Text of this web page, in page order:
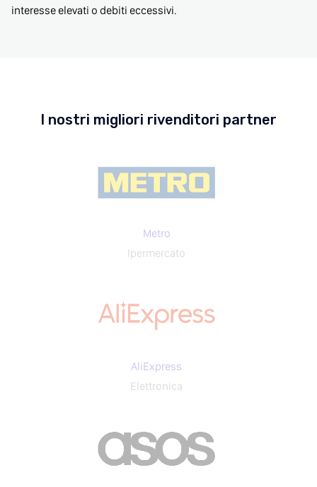
interesse elevati o debiti eccessivi.
I nostri migliori rivenditori partner
Metro
Ipermercato
AliExpress
Elettronica